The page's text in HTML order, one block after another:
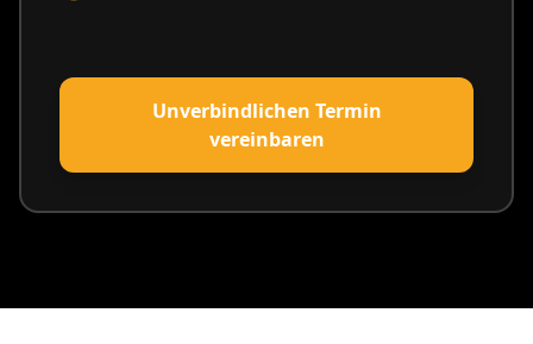
Unverbindlichen Termin
vereinbaren